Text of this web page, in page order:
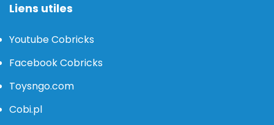
Liens utiles
Youtube Cobricks
Facebook Cobricks
Toysngo.com
Cobi.pl